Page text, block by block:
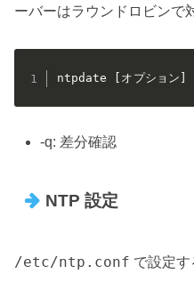
ーバーはラウンドロビンで
ntpdate [オプション]
-q: 差分確認
NTP 設定
/etc/ntp.conf で設定す